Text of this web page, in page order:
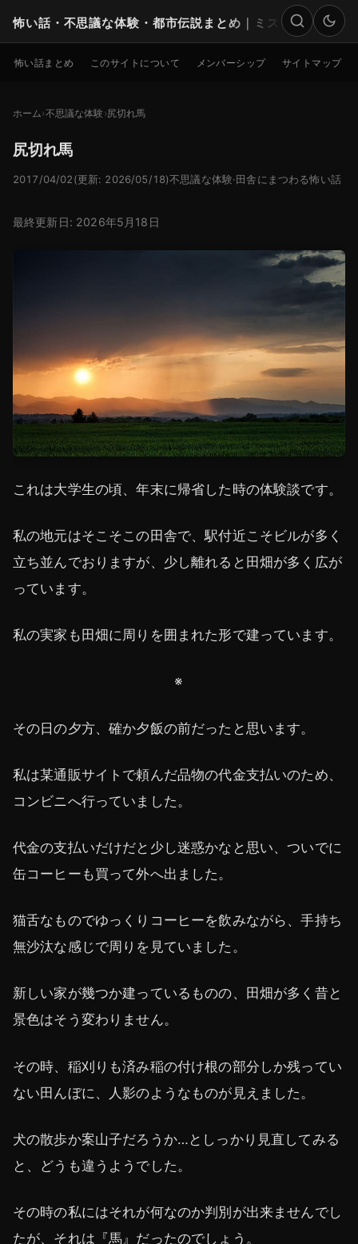
怖い話・不思議な体験・都市伝説まとめ｜ミステリー
検索
怖い話まとめ このサイトについて メンバーシップ サイトマップ
ホーム 不思議な体験 尻切れ馬
尻切れ馬
2017/04/02 (更新: 2026/05/18)不思議な体験· 田舎にまつわる怖い話
最終更新日: 2026年5月18日
これは大学生の頃、年末に帰省した時の体験談です。
私の地元はそこそこの田舎で、駅付近こそビルが多く
立ち並んでおりますが、少し離れると田畑が多く広が
っています。
私の実家も田畑に周りを囲まれた形で建っています。
※
その日の夕方、確か夕飯の前だったと思います。
私は某通販サイトで頼んだ品物の代金支払いのため、
コンビニへ行っていました。
代金の支払いだけだと少し迷惑かなと思い、ついでに
缶コーヒーも買って外へ出ました。
猫舌なものでゆっくりコーヒーを飲みながら、手持ち
無沙汰な感じで周りを見ていました。
新しい家が幾つか建っているものの、田畑が多く昔と
景色はそう変わりません。
その時、稲刈りも済み稲の付け根の部分しか残ってい
ない田んぼに、人影のようなものが見えました。
犬の散歩か案山子だろうか…としっかり見直してみる
と、どうも違うようでした。
その時の私にはそれが何なのか判別が出来ませんでし
たが、それは『馬』だったのでしょう。